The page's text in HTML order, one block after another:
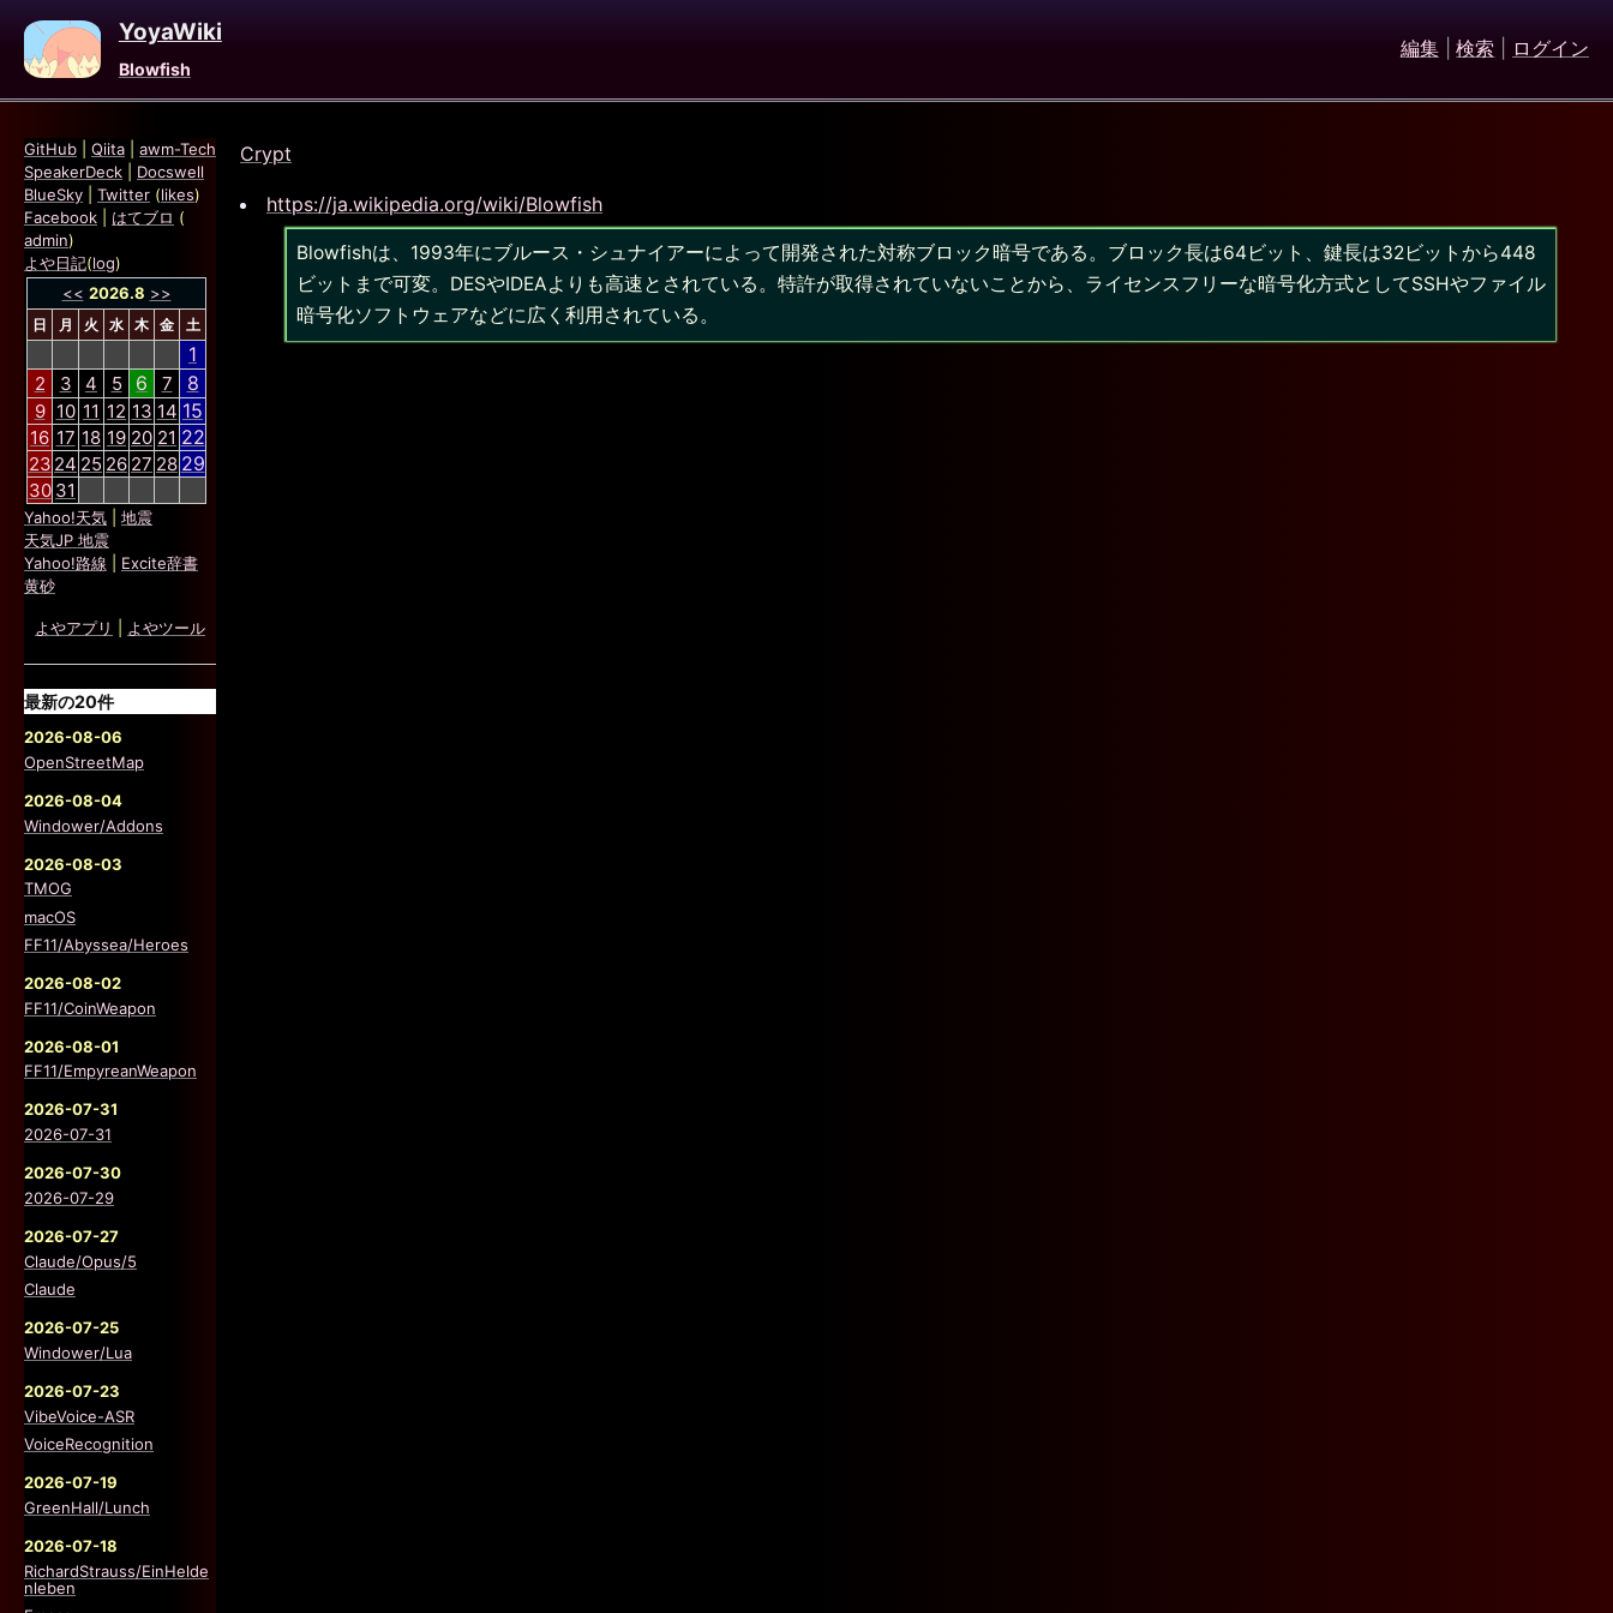
YoyaWiki
Blowfish
編集 検索 ログイン
Crypt
https://ja.wikipedia.org/wiki/Blowfish
Blowfishは、1993年にブルース・シュナイアーによって開発された対称ブロック暗号である。ブロック長は64ビット、鍵長は32ビットから448
ビットまで可変。DESやIDEAよりも高速とされている。特許が取得されていないことから、ライセンスフリーな暗号化方式としてSSHやファイル
暗号化ソフトウェアなどに広く利用されている。
GitHub Qiita
awm-Tech
SpeakerDeck
Docswell
BlueSky
Twitter (likes)
Facebook
はてブロ (
admin)
よや日記(log)
<< 2026.8 >>
日 月 火 水 木 金 土
1
2 3 4 5 6 7 8
9 10 11 12 13 14 15
16 17 18 19 20 21 22
23 24 25 26 27 28 29
30 31
Yahoo!天気
地震
天気JP 地震
Yahoo!路線
Excite辞書
黄砂
よやアプリ よやツール
最新の20件
2026-08-06
OpenStreetMap
2026-08-04
Windower/Addons
2026-08-03
TMOG
macOS
FF11/Abyssea/Heroes
2026-08-02
FF11/CoinWeapon
2026-08-01
FF11/EmpyreanWeapon
2026-07-31
2026-07-31
2026-07-30
2026-07-29
2026-07-27
Claude/Opus/5
Claude
2026-07-25
Windower/Lua
2026-07-23
VibeVoice-ASR
VoiceRecognition
2026-07-19
GreenHall/Lunch
2026-07-18
RichardStrauss/EinHelde
nleben